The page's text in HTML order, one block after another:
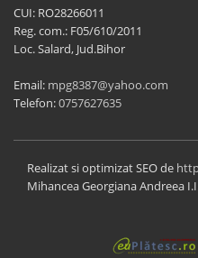
CUI: RO28266011
Reg. com.: F05/610/2011
Loc. Salard, Jud.Bihor
Email: mpg8387@yahoo.com
Telefon:0757627635
Realizat si optimizat SEO de
Mihancea Georgiana Andreea